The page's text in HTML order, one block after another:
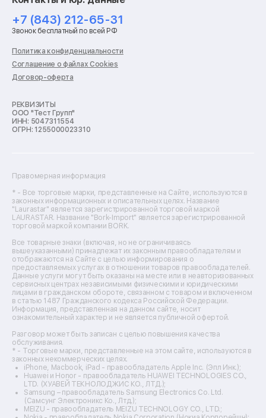
Ремонт холодильников
Ремонт стиральных машин
Ремонт пылесосов
Ремонт варочных панелей
Ремонт духовых шкафов
Ремонт кондиционеров
Ремонт кухонных комбайнов
Ремонт морозильных камер
Ремонт отпаривателей
Ремонт плоттеров
Ремонт фенов
Ремонт цифровых биноклей
Ремонт тепловизоров
Ремонт массажных кресел
Ремонт водонагревателей
Ремонт вытяжек
Ремонт источников бесперебойного питания
Ремонт пароварок
Ремонт микшерных пультов
Ремонт dj-пультов
Ремонт кухонных плит
Ремонт стедикамов
Ремонт оптических прицелов
Ремонт электровелосипедов
Ремонт видеокамер
Ремонт эхолотов
Ремонт 3d-принтеров
Ремонт прицелов ночного видения
Ремонт винных шкафов
Ремонт выпрямителей
Ремонт сушилок для рук
Ремонт дальномеров
+7 (843) 212-65-31
Звонок бесплатный по всей РФ
Политика конфиденциальности
Соглашение о файлах Cookies
Договор-оферта
РЕКВИЗИТЫ
ООО "Тест Групп"
ИНН: 5047311554
ОГРН: 1255000023310
Правомерная информация
* - Все торговые марки, представленные на Сайте, используются в
законных информационных и описательных целях. Название
"Laurastar" является зарегистрированной торговой маркой
LAURASTAR. Название "Bork-Import" является зарегистрированной
торговой маркой компании BORK.
Все товарные знаки (включая, но не ограничиваясь
вышеуказанными) принадлежат их законным правообладателям и
отображаются на Сайте с целью информирования о
предоставляемых услугах в отношении товаров правообладателей.
Данные услуги могут быть оказаны на месте или в неавторизованных
сервисных центрах независимыми физическими и юридическими
лицами в гражданском обороте, связанном с товаром и включенном
в статью 1487 Гражданского кодекса Российской Федерации.
Информация, представленная на данном сайте, носит
ознакомительный характер и не является публичной офертой.
Разговор может быть записан с целью повышения качества
обслуживания.
* - Торговые марки, представленные на этом сайте, используются в
законных некоммерческих целях.
iPhone, Macbook, iPad - правообладатель Apple Inc. (Эпл Инк.);
Huawei и Honor - правообладатель HUAWEI TECHNOLOGIES CO.,
LTD. (ХУАВЕЙ ТЕКНОЛОДЖИС КО., ЛТД.);
Samsung – правообладатель Samsung Electronics Co. Ltd.
(Самсунг Электроникс Ко., Лтд.);
MEIZU - правообладатель MEIZU TECHNOLOGY CO., LTD.;